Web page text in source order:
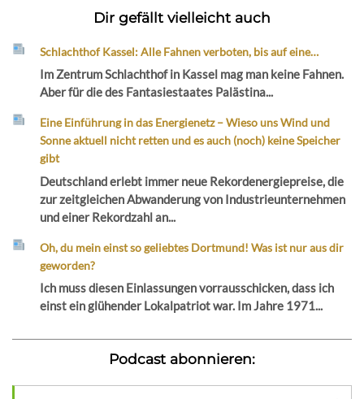
Dir gefällt vielleicht auch
Schlachthof Kassel: Alle Fahnen verboten, bis auf eine…
Im Zentrum Schlachthof in Kassel mag man keine Fahnen.
Aber für die des Fantasiestaates Palästina...
Eine Einführung in das Energienetz – Wieso uns Wind und
Sonne aktuell nicht retten und es auch (noch) keine Speicher
gibt
Deutschland erlebt immer neue Rekordenergiepreise, die
zur zeitgleichen Abwanderung von Industrieunternehmen
und einer Rekordzahl an...
Oh, du mein einst so geliebtes Dortmund! Was ist nur aus dir
geworden?
Ich muss diesen Einlassungen vorrausschicken, dass ich
einst ein glühender Lokalpatriot war. Im Jahre 1971...
Podcast abonnieren: